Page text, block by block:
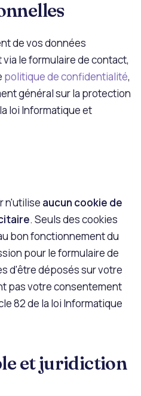
de vos données
le formulaire de contact,
politique de confidentialité,
général sur la protection
loi Informatique et
n'utilise aucun cookie de
. Seuls des cookies
bon fonctionnement du
pour le formulaire de
d'être déposés sur votre
pas votre consentement
82 de la loi Informatique
et juridiction